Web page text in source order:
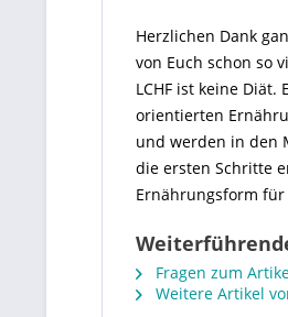
Herzlichen Dank
von Euch schon so
LCHF ist keine
orientierten
und werden in den
die ersten Schritte
Ernährungsform
Fragen zum
Weitere Artikel